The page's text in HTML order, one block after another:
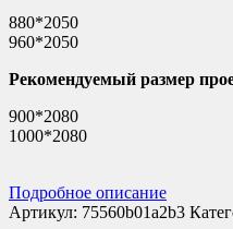
880*2050
960*2050
Рекомендуемый размер
900*2080
1000*2080
Подробное описание
Артикул: 75560b01a2b3